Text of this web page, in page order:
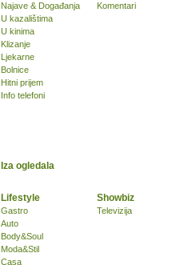
Najave & Događanja
U kazalištima
U kinima
Klizanje
Ljekarne
Bolnice
Hitni prijem
Info telefoni
Komentari
Lifestyle
Gastro
Auto
Body&Soul
Moda&Stil
Casa
Showbiz
Televizija
Iza ogledala